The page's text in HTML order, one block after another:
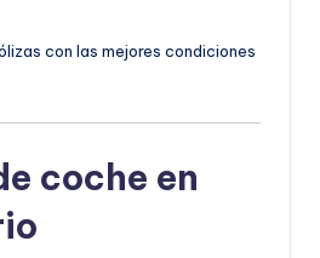
con las mejores condiciones
coche en